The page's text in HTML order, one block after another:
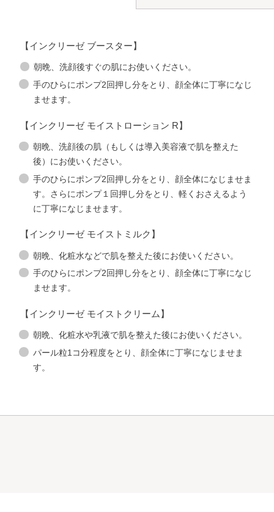
【インクリーゼ ブースター】
朝晩、洗顔後すぐの肌にお使いください。
手のひらにポンプ2回押し分をとり、顔全体に丁寧になじ
ませます。
【インクリーゼ モイストローション R】
朝晩、洗顔後の肌（もしくは導入美容液で肌を整えた
後）にお使いください。
手のひらにポンプ2回押し分をとり、顔全体になじませま
す。さらにポンプ１回押し分をとり、軽くおさえるよう
に丁寧になじませます。
【インクリーゼ モイストミルク】
朝晩、化粧水などで肌を整えた後にお使いください。
手のひらにポンプ2回押し分をとり、顔全体に丁寧になじ
ませます。
【インクリーゼ モイストクリーム】
朝晩、化粧水や乳液で肌を整えた後にお使いください。
パール粒1コ分程度をとり、顔全体に丁寧になじませま
す。